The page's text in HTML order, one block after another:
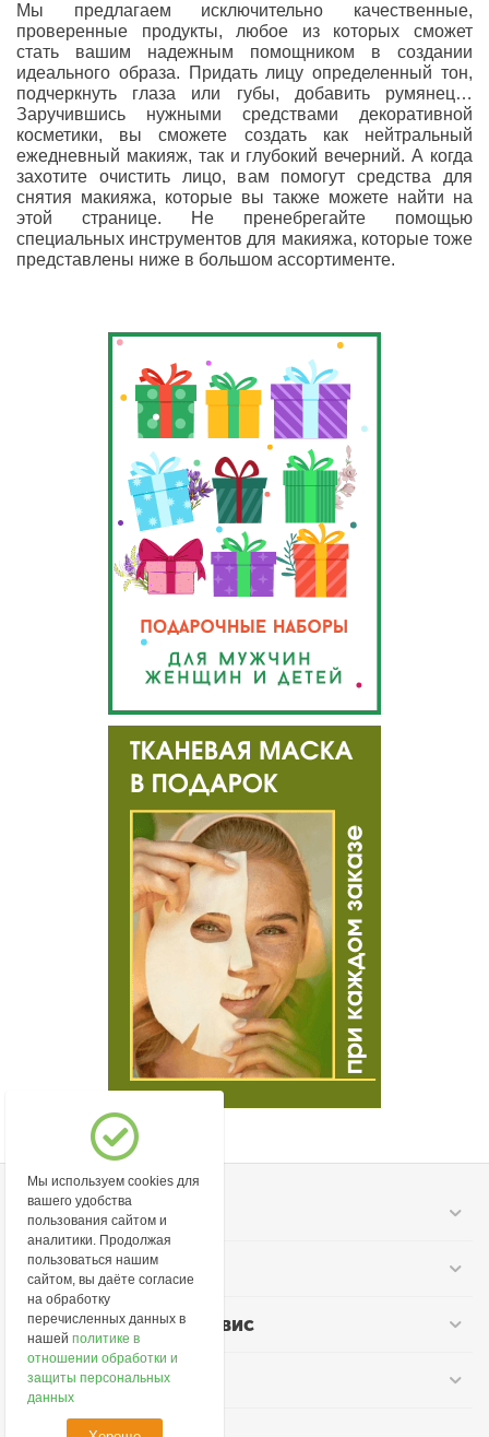
Мы предлагаем исключительно качественные,
проверенные продукты, любое из которых сможет
стать вашим надежным помощником в создании
идеального образа. Придать лицу определенный тон,
подчеркнуть глаза или губы, добавить румянец…
Заручившись нужными средствами декоративной
косметики, вы сможете создать как нейтральный
ежедневный макияж, так и глубокий вечерний. А когда
захотите очистить лицо, вам помогут средства для
снятия макияжа, которые вы также можете найти на
этой странице. Не пренебрегайте помощью
специальных инструментов для макияжа, которые тоже
представлены ниже в большом ассортименте.
Моя учетная запись
Информация
Покупательский сервис
Контакты
Мы используем cookies для
вашего удобства
пользования сайтом и
аналитики. Продолжая
пользоваться нашим
сайтом, вы даёте согласие
на обработку
перечисленных данных в
нашейполитике в
отношении обработки и
защиты персональных
данных